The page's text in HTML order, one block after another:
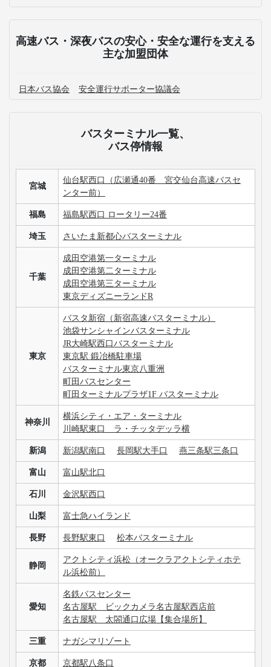
高速バス・深夜バスの安心・安全な運行を支える
主な加盟団体
日本バス協会 安全運行サポーター協議会
バスターミナル一覧、
バス停情報
宮城
仙台駅西口（広瀬通40番 宮交仙台高速バスセ
ンター前）
福島 福島駅西口 ロータリー24番
埼玉 さいたま新都心バスターミナル
千葉
成田空港第一ターミナル
成田空港第二ターミナル
成田空港第三ターミナル
東京ディズニーランドR
東京
バスタ新宿（新宿高速バスターミナル）
池袋サンシャインバスターミナル
JR大崎駅西口バスターミナル
東京駅 鍛冶橋駐車場
バスターミナル東京八重洲
町田バスセンター
町田ターミナルプラザ1F バスターミナル
神奈川
横浜シティ・エア・ターミナル
川崎駅東口 ラ・チッタデッラ横
新潟 新潟駅南口 長岡駅大手口 燕三条駅三条口
富山 富山駅北口
石川 金沢駅西口
山梨 富士急ハイランド
長野 長野駅東口 松本バスターミナル
静岡
アクトシティ浜松（オークラアクトシティホテ
ル浜松前）
愛知
名鉄バスセンター
名古屋駅 ビックカメラ名古屋駅西店前
名古屋駅 太閤通口広場【集合場所】
三重 ナガシマリゾート
京都 京都駅八条口